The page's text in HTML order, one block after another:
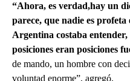
“Ahora, es verdad,hay un
parece, que nadie es
Argentina costaba
posiciones eran posiciones
de mando, un hombre con
voluntad enorme”, agregó.